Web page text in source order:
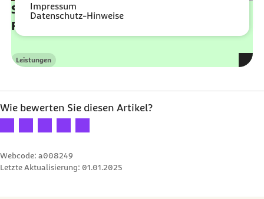
Impressum
Datenschutz-Hinweise
Schnellen medizinischen Rat beim Barmer
Familientelefon erhalten
Kategorie
Leistungen
Wie bewerten Sie diesen Artikel?
Webcode: a008249
Letzte Aktualisierung: 01.01.2025